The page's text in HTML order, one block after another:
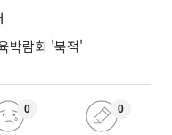
박람회 '북적'
0 0